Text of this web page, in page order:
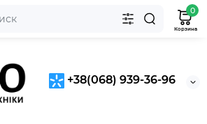
+38(068) 939-36-96
0
Корзина